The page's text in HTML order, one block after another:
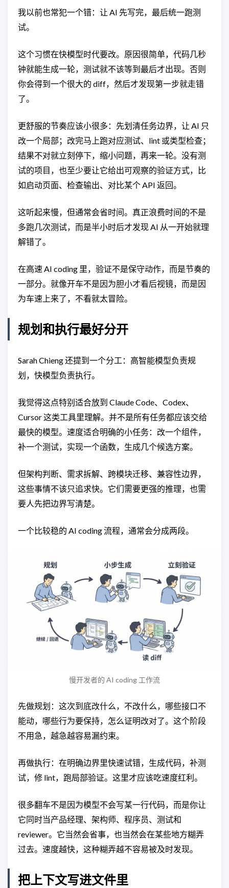
我以前也常犯一个错：让 AI 先写完，最后统一跑测
试。
这个习惯在快模型时代要改。原因很简单，代码几秒
钟就能生成一轮，测试就不该等到最后才出现。否则
你会得到一个很大的 diff，然后才发现第一步就走错
了。
更舒服的节奏应该小很多：先划清任务边界，让 AI 只
改一个局部；改完马上跑对应测试、lint 或类型检查；
结果不对就立刻停下，缩小问题，再来一轮。没有测
试的项目，也至少要让它给出可观察的验证方式，比
如启动页面、检查输出、对比某个 API 返回。
这听起来慢，但通常会省时间。真正浪费时间的不是
多跑几次测试，而是半小时后才发现 AI 从一开始就理
解错了。
在高速 AI coding 里，验证不是保守动作，而是节奏的
一部分。就像开车不是因为胆小才看后视镜，而是因
为车速上来了，不看就太冒险。
规划和执行最好分开
Sarah Chieng 还提到一个分工：高智能模型负责规
划，快模型负责执行。
我觉得这点特别适合放到 Claude Code、Codex、
Cursor 这类工具里理解。并不是所有任务都应该交给
最快的模型。速度适合明确的小任务：改一个组件，
补一个测试，实现一个函数，生成几个候选方案。
但架构判断、需求拆解、跨模块迁移、兼容性边界，
这些事情不该只追求快。它们需要更强的推理，也需
要人先把边界写清楚。
一个比较稳的 AI coding 流程，通常会分成两段。
慢开发者的 AI coding 工作流
先做规划：这次到底改什么，不改什么，哪些接口不
能动，哪些行为要保持，怎么证明改对了。这个阶段
不用急，越急越容易漏约束。
再做执行：在明确边界里快速试错，生成代码，补测
试，修 lint，跑局部验证。这里才应该吃速度红利。
很多翻车不是因为模型不会写某一行代码，而是你让
它同时当产品经理、架构师、程序员、测试和
reviewer。它当然会省事，也当然会在某些地方糊弄
过去。速度越快，这种糊弄越不容易被及时发现。
把上下文写进文件里